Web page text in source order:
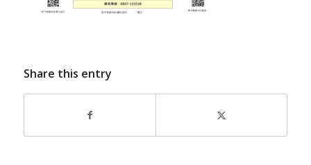
Share this entry